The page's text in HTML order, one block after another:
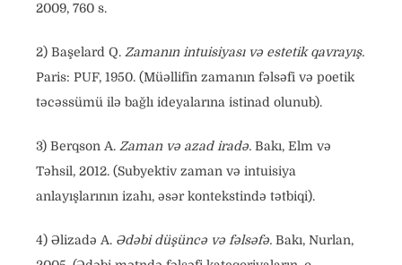
2009, 760 s.
2) Başelard Q. Zamanın intuisiyası və estetik qavrayış.
Paris: PUF, 1950. (Müəllifin zamanın fəlsəfi və poetik
təcəssümü ilə bağlı ideyalarına istinad olunub).
3) Berqson A. Zaman və azad iradə. Bakı, Elm və
Təhsil, 2012. (Subyektiv zaman və intuisiya
anlayışlarının izahı, əsər kontekstində tətbiqi).
4) Əlizadə A. Ədəbi düşüncə və fəlsəfə. Bakı, Nurlan,